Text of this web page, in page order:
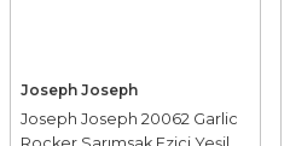
Joseph Joseph
Joseph Joseph 20062 Garlic